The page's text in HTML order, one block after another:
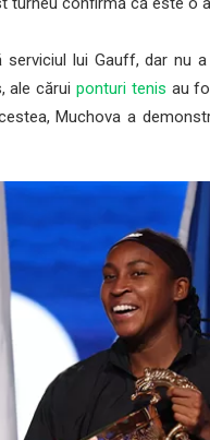
lui Gauff, dar nu
ale căruiponturi tenis au
Muchova a